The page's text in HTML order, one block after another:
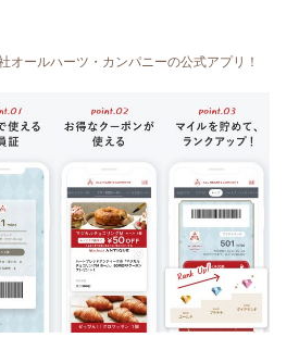
オールハーツ・カンパニーの公式アプリ！